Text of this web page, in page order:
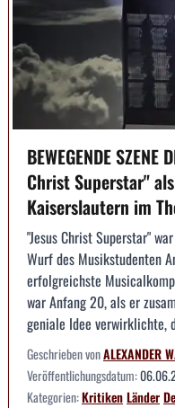
BEWEGENDE SZENE
Christ Superstar"
Kaiserslautern im
"Jesus Christ Superstar"
Wurf des Musikstudenten
erfolgreichste
war Anfang 20, als er
geniale Idee verwirklichte,
Geschrieben vonALEXANDER
Veröffentlichungsdatum:
Kategorien:KritikenLänder